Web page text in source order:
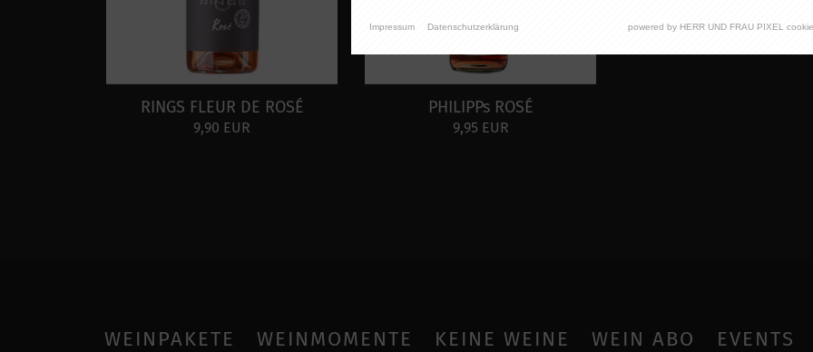
RINGS FLEUR DE ROSÉ
9,90 EUR
PHILIPPs ROSÉ
9,95 EUR
WEINPAKETE WEINMOMENTE KEINE WEINE WEIN ABO EVENTS
Impressum Datenschutzerklärung powered by HERR UND FRAU PIXEL